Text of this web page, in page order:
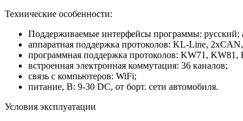
Технические особенности:
Поддерживаемые интерфейсы программы: русский;
аппаратная поддержка протоколов: KL-Line,
программная поддержка протоколов: KW71,
встроенная электронная коммутация: 36 каналов;
связь с компьютеров: WiFi;
питание, В: 9-30 DC, от борт. сети автомобиля.
Условия эксплуатации